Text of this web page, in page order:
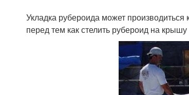
Укладка рубероида может
перед тем как стелить рубероид на